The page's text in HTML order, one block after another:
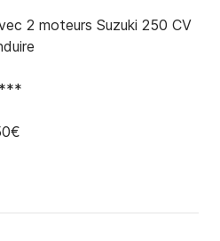
2 moteurs Suzuki 250 CV
***